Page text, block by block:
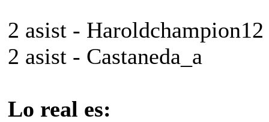
2 asist - Haroldchampion12
2 asist - Castaneda_a
Lo real es: